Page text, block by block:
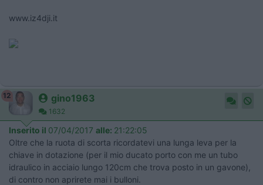
www.iz4dji.it
12 gino1963
1632
Inserito il 07/04/2017 alle: 21:22:05
Oltre che la ruota di scorta ricordatevi una lunga leva per la
chiave in dotazione (per il mio ducato porto con me un tubo
idraulico in acciaio lungo 120cm che trova posto in un gavone),
di contro non aprirete mai i bulloni.